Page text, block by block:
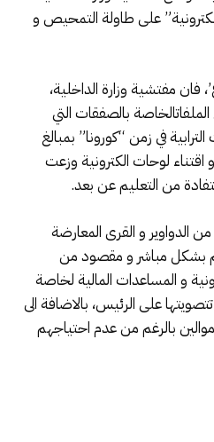
على طاولة التمحيص و
مفتشية وزارة الداخلية،
بالصفقات التي
في زمن “كورونا” بمبالغ
لوحات الكترونية وزعت
من التعليم عن بعد.
الدواوير و القرى المعارضة
بشكل مباشر و مقصود من
و المساعدات المالية لخاصة
على الرئيس، بالاضافة الى
بالرغم من عدم احتياجهم